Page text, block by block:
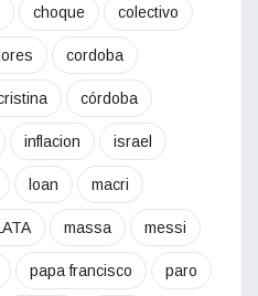
choque colectivo
cordoba
córdoba
inflacion israel
loan macri
massa messi
papa francisco paro